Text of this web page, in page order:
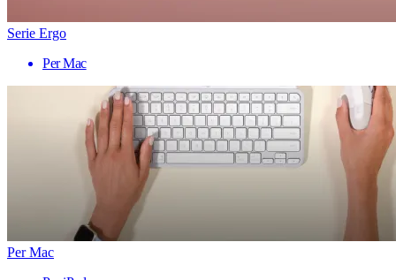
Serie Ergo
Per Mac
Per Mac